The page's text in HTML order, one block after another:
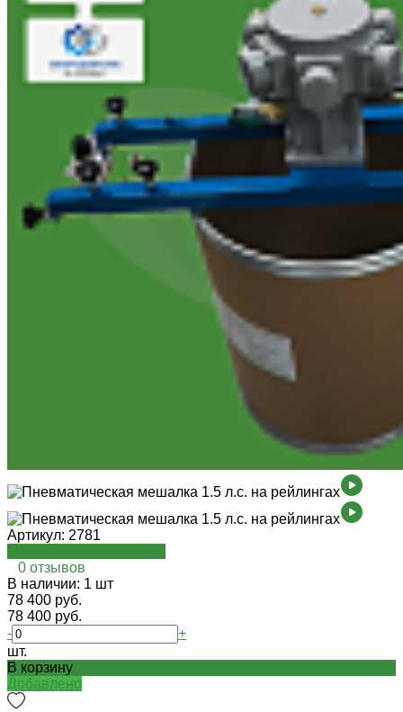
Артикул: 2781
0 отзывов
В наличии: 1 шт
78 400 руб.
78 400 руб.
-
+
шт.
В корзину
Добавлено